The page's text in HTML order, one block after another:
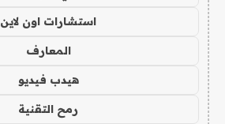
استشارات اون لاين
المعارف
هيدب فيديو
رمح التقنية